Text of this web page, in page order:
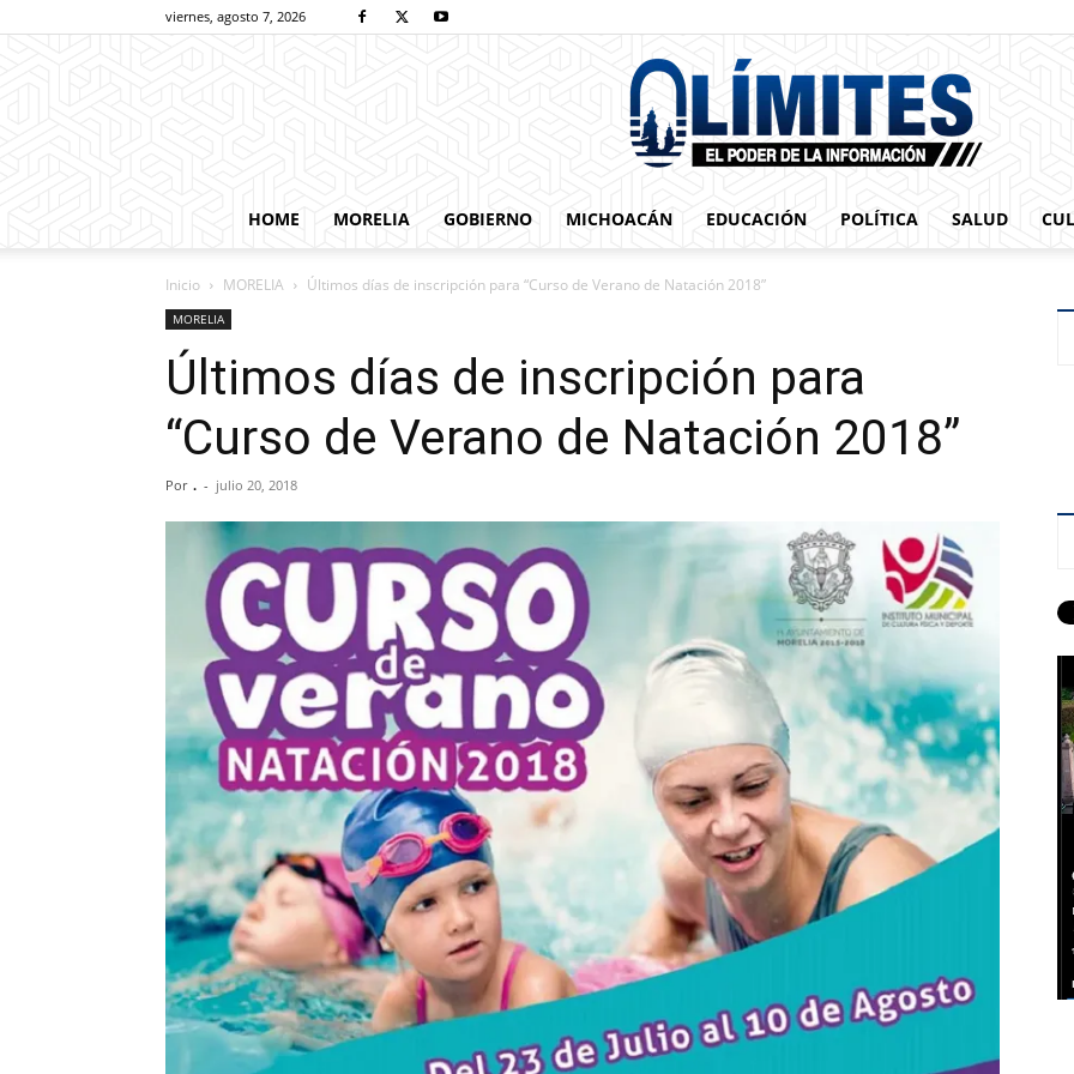
viernes, agosto 7, 2026
HOME MORELIA GOBIERNO MICHOACÁN EDUCACIÓN POLÍTICA SALUD
Inicio MORELIA Últimos días de inscripción para “Curso de Verano de Natación 2018”
MORELIA
Últimos días de inscripción para
“Curso de Verano de Natación 2018”
Por . - julio 20, 2018